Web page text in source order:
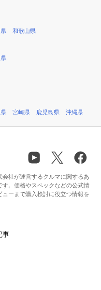
和歌山県
宮崎県 鹿児島県 沖縄県
社が運営するクルマに関するあ
。価格やスペックなどの公式情
ーまで購入検討に役立つ情報を
事